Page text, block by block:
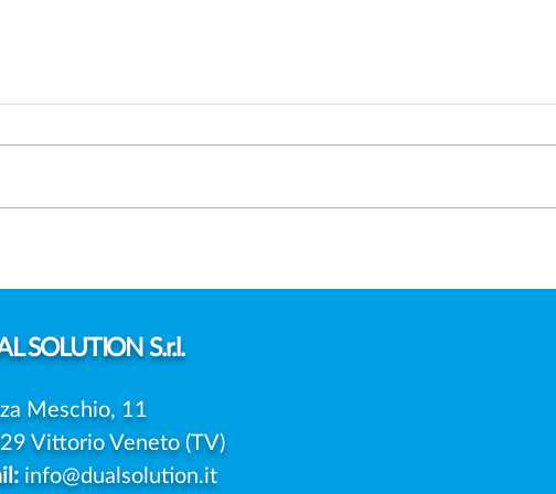
CONSENSO DI ENTRAMBI I
SOLUTION S.r.l.
Meschio, 11
Vittorio Veneto (TV)
info@dualsolution.it